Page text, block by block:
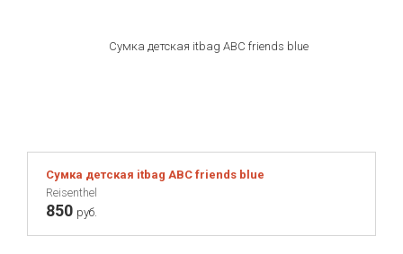
Сумка детская itbag ABC friends blue
Reisenthel
850 руб.